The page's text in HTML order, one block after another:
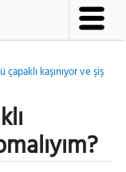
kaşınıyor ve şiş